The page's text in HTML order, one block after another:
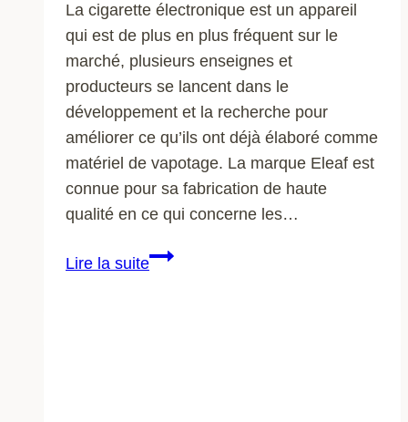
La cigarette électronique est un appareil
qui est de plus en plus fréquent sur le
marché, plusieurs enseignes et
producteurs se lancent dans le
développement et la recherche pour
améliorer ce qu’ils ont déjà élaboré comme
matériel de vapotage. La marque Eleaf est
connue pour sa fabrication de haute
qualité en ce qui concerne les…
Lire la suiteBoutique